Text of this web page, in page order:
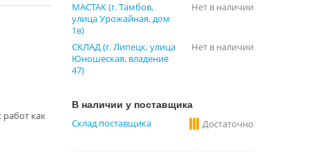
как
МАСТАК (г. Тамбов,
улица Урожайная, дом
1в)
Нет в наличии
СКЛАД (г. Липецк, улица
Юношеская, владение
47)
Нет в наличии
В наличии у поставщика
Склад поставщика Достаточно